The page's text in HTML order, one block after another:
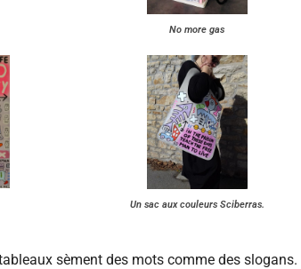
No more gas
Un sac aux couleurs Sciberras.
sèment des mots comme des slogans.